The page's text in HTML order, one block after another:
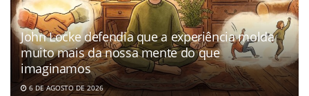
John Locke defendia que a experiência molda
muito mais da nossa mente do que
imaginamos
6 DE AGOSTO DE 2026